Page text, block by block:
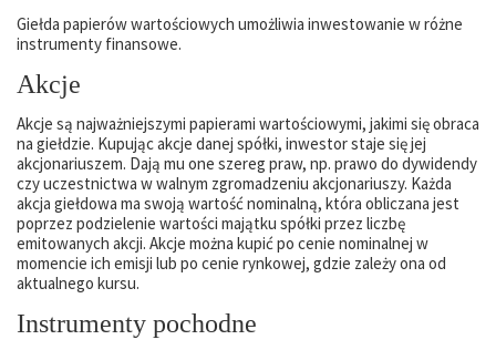
Giełda papierów wartościowych umożliwia inwestowanie w różne
instrumenty finansowe.
Akcje
Akcje są najważniejszymi papierami wartościowymi, jakimi się obraca
na giełdzie. Kupując akcje danej spółki, inwestor staje się jej
akcjonariuszem. Dają mu one szereg praw, np. prawo do dywidendy
czy uczestnictwa w walnym zgromadzeniu akcjonariuszy. Każda
akcja giełdowa ma swoją wartość nominalną, która obliczana jest
poprzez podzielenie wartości majątku spółki przez liczbę
emitowanych akcji. Akcje można kupić po cenie nominalnej w
momencie ich emisji lub po cenie rynkowej, gdzie zależy ona od
aktualnego kursu.
Instrumenty pochodne